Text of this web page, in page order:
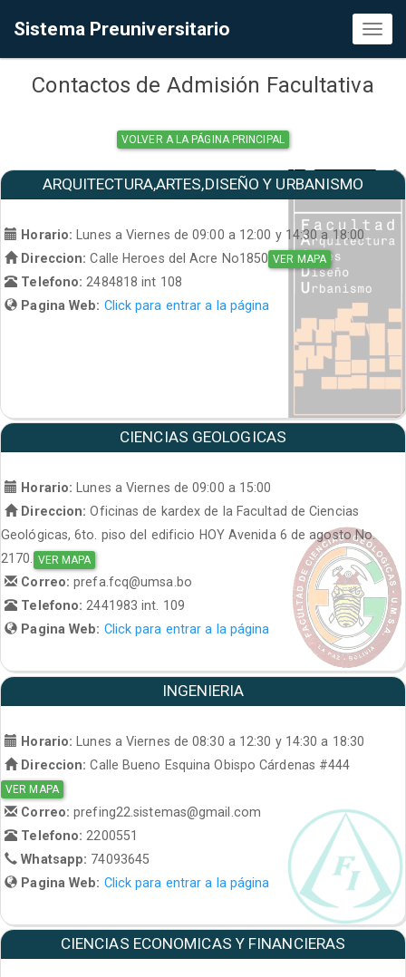
Sistema Preuniversitario
Contactos de Admisión Facultativa
VOLVER A LA PÁGINA PRINCIPAL
ARQUITECTURA,ARTES,DISEÑO Y URBANISMO
Horario:
Lunes a Viernes de 09:00 a 12:00 y 14:30 a 18:00
Direccion: Calle Heroes del Acre No1850 VER MAPA
Telefono: 2484818 int 108
Pagina Web: Click para entrar a la página
CIENCIAS GEOLOGICAS
Horario: Lunes a Viernes de 09:00 a 15:00
Direccion: Oficinas de kardex de la Facultad de Ciencias
Geológicas, 6to. piso del edificio HOY Avenida 6 de agosto No.
2170. VER MAPA
Correo:prefa.fcq@umsa.bo
Telefono:2441983 int. 109
Pagina Web: Click para entrar a la página
INGENIERIA
Horario:
Lunes a Viernes de 08:30 a 12:30 y 14:30 a 18:30
Direccion: Calle Bueno Esquina Obispo Cárdenas #444
VER MAPA
Correo:prefing22.sistemas@gmail.com
Telefono: 2200551
Whatsapp: 74093645
Pagina Web: Click para entrar a la página
CIENCIAS ECONOMICAS Y FINANCIERAS